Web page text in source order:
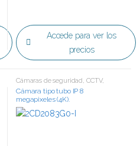
Accede para ver los
precios
Cámaras de seguridad CCTV,
Cámara tipo tubo IP 8
megapixeles (4K).